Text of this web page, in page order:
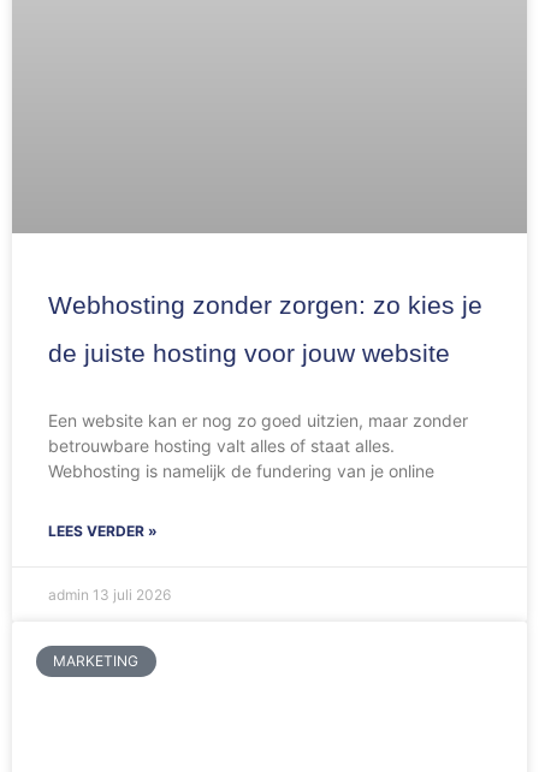
Webhosting zonder zorgen: zo kies je
de juiste hosting voor jouw website
Een website kan er nog zo goed uitzien, maar zonder
betrouwbare hosting valt alles of staat alles.
Webhosting is namelijk de fundering van je online
LEES VERDER »
admin 13 juli 2026
MARKETING